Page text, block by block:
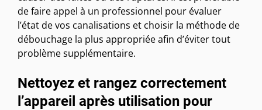
de faire appel à un professionnel pour évaluer
l’état de vos canalisations et choisir la méthode de
débouchage la plus appropriée afin d’éviter tout
problème supplémentaire.
Nettoyez et rangez correctement
l’appareil après utilisation pour